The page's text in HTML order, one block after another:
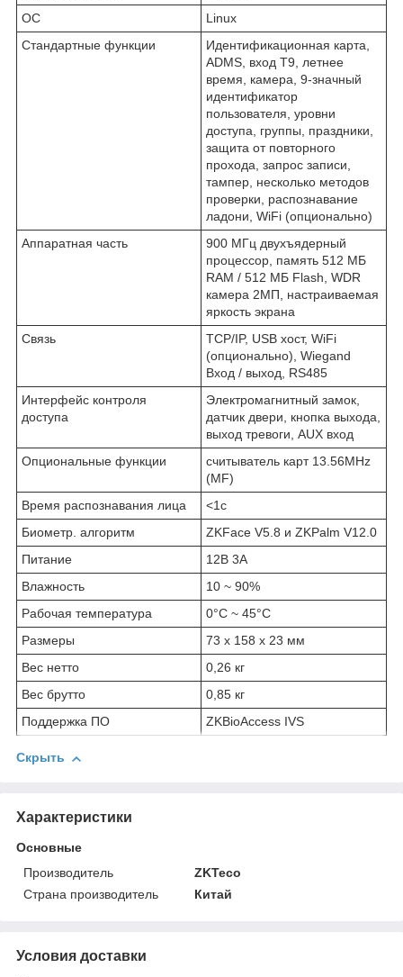
ОС
Linux
Стандартные функции
Идентификационная карта,
ADMS, вход T9, летнее
время, камера, 9-значный
идентификатор
пользователя, уровни
доступа, группы, праздники,
защита от повторного
прохода, запрос записи,
тампер, несколько методов
проверки, распознавание
ладони, WiFi (опционально)
Аппаратная часть
900 МГц двухъядерный
процессор, память 512 МБ
RAM / 512 МБ Flash, WDR
камера 2МП, настраиваемая
яркость экрана
Связь
TCP/IP, USB хост, WiFi
(опционально), Wiegand
Вход / выход, RS485
Интерфейс контроля
доступа
Электромагнитный замок,
датчик двери, кнопка выхода,
выход тревоги, AUX вход
Опциональные функции
считыватель карт 13.56MHz
(MF)
Время распознавания лица
<1с
Биометр. алгоритм
ZKFace V5.8 и ZKPalm V12.0
Питание
12В 3A
Влажность
10 ~ 90%
Рабочая температура
0°C ~ 45°C
Размеры
73 х 158 х 23 мм
Вес нетто
0,26 кг
Вес брутто
0,85 кг
Поддержка ПО
ZKBioAccess IVS
Скрыть
Характеристики
Основные
Производитель
ZKTeco
Страна производитель
Китай
Условия доставки